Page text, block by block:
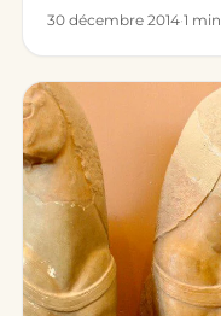
30 décembre 2014·1 min